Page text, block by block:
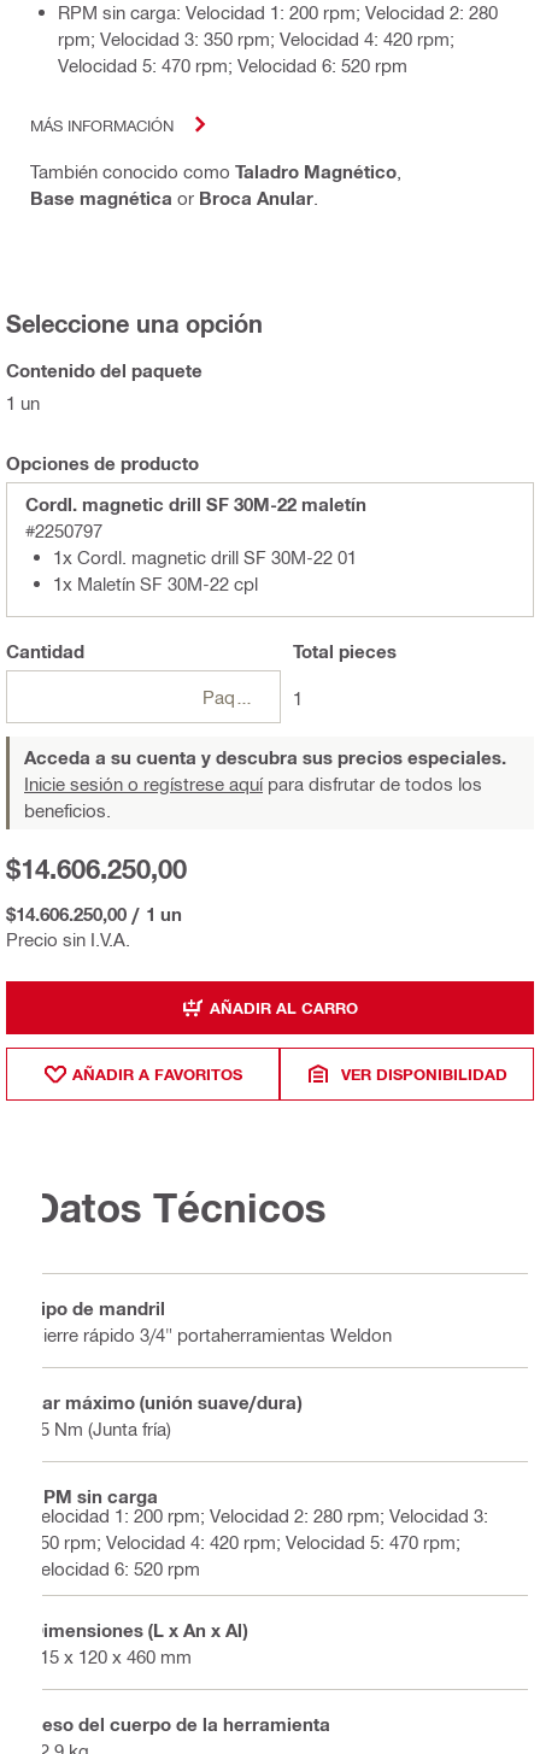
RPM sin carga: Velocidad 1: 200 rpm; Velocidad 2: 280
rpm; Velocidad 3: 350 rpm; Velocidad 4: 420 rpm;
Velocidad 5: 470 rpm; Velocidad 6: 520 rpm
MÁS INFORMACIÓN
También conocido como Taladro Magnético
Base magnética or Broca Anular
Seleccione una opción
Contenido del paquete
1 un
Opciones de producto
Cordl. magnetic drill SF 30M-22 maletín
#2250797
1x Cordl. magnetic drill SF 30M-22 01
1x Maletín SF 30M-22 cpl
Cantidad Total pieces
1
Acceda a su cuenta y descubra sus precios especiales.
Inicie sesión o regístrese aquípara disfrutar de todos los
beneficios.
Precio sin I.V.A.
$14.606.250,00
$14.606.250,00 / 1 un
AÑADIR AL CARRO
AÑADIR A FAVORITOS VER DISPONIBILIDAD
Datos Técnicos
Tipo de mandril
Cierre rápido 3/4" portaherramientas Weldon
Par máximo (unión suave/dura)
45 Nm (Junta fría)
RPM sin carga
Velocidad 1: 200 rpm; Velocidad 2: 280 rpm; Velocidad 3:
350 rpm; Velocidad 4: 420 rpm; Velocidad 5: 470 rpm;
Velocidad 6: 520 rpm
Dimensiones (L x An x Al)
315 x 120 x 460 mm
Peso del cuerpo de la herramienta